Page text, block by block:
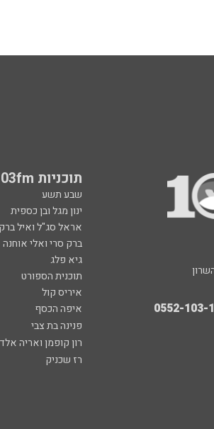
תוכניות 103fm
שבע תשע
ינון מגל ובן כספית
אראל סג"ל ואיל
ברק סרי ואלי אוחנה
גיא פלג
תוכנית הספורט
איריס קול
איפה הכסף
פנינה בת צבי
רון קופמן ואריה
רז שכניק